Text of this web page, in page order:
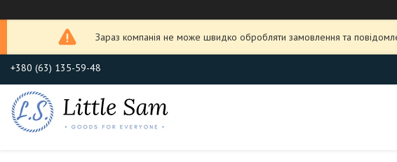
Зараз компанія не може швидко обробляти замовлення та
+380 (63) 135-59-48